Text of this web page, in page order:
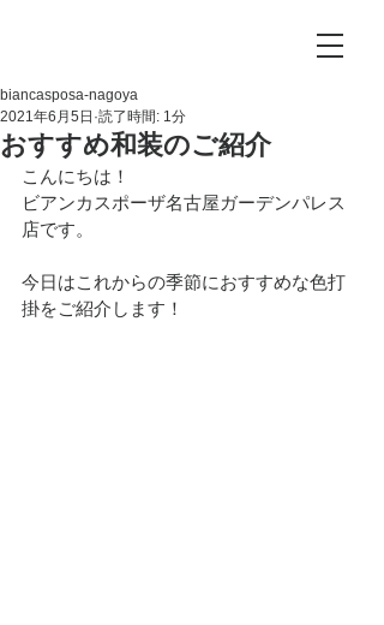
おすすめ和装のご紹介
biancasposa-nagoya
2021年6月5日 読了時間: 1分
こんにちは！
ビアンカスポーザ名古屋ガーデンパレス
店です。
今日はこれからの季節におすすめな色打
掛をご紹介します！